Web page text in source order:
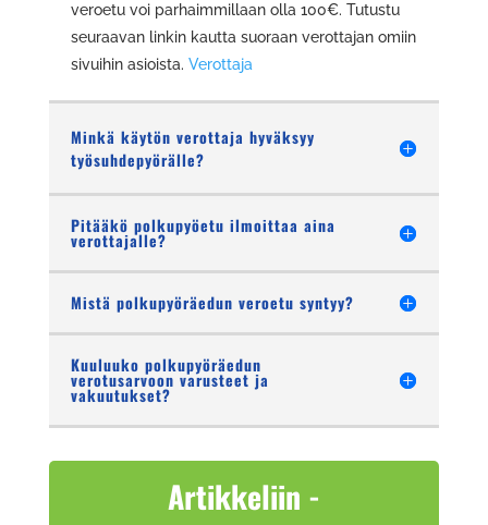
veroetu voi parhaimmillaan olla 100€. Tutustu
seuraavan linkin kautta suoraan verottajan omiin
sivuihin asioista. Verottaja
Minkä käytön verottaja hyväksyy
työsuhdepyörälle?
Pitääkö polkupyöetu ilmoittaa aina
verottajalle?
Mistä polkupyöräedun veroetu syntyy?
Kuuluuko polkupyöräedun
verotusarvoon varusteet ja
vakuutukset?
Artikkeliin -